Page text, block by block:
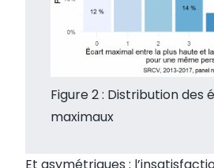
Figure 2 : Distribution des
maximaux